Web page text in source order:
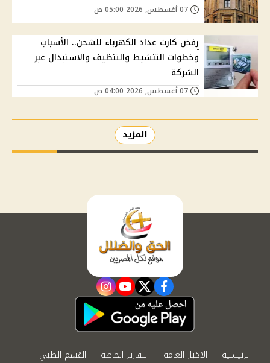
رفض كارت عداد الكهرباء للشحن.. الأسباب
وخطوات التنشيط والتنظيف والاستبدال عبر
الشركة
المزيد
facebook
twitter
youtube
instagram
الرئيسية الاخبار العامة التقارير الخاصة القسم الطبي